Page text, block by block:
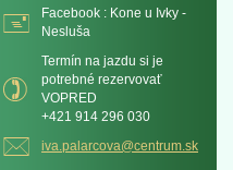
Facebook : Kone u Ivky -
Nesluša
Termín na jazdu si je
potrebné rezervovať
VOPRED
+421 914 296 030
iva.palarcova@centrum.sk